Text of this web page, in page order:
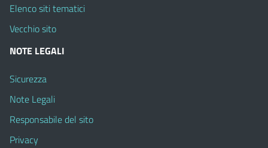
Elenco siti tematici
Vecchio sito
NOTE LEGALI
Sicurezza
Note Legali
Responsabile del sito
Privacy